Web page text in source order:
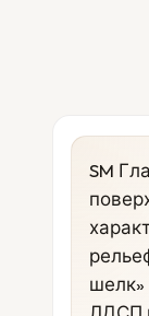
SM
шелк»